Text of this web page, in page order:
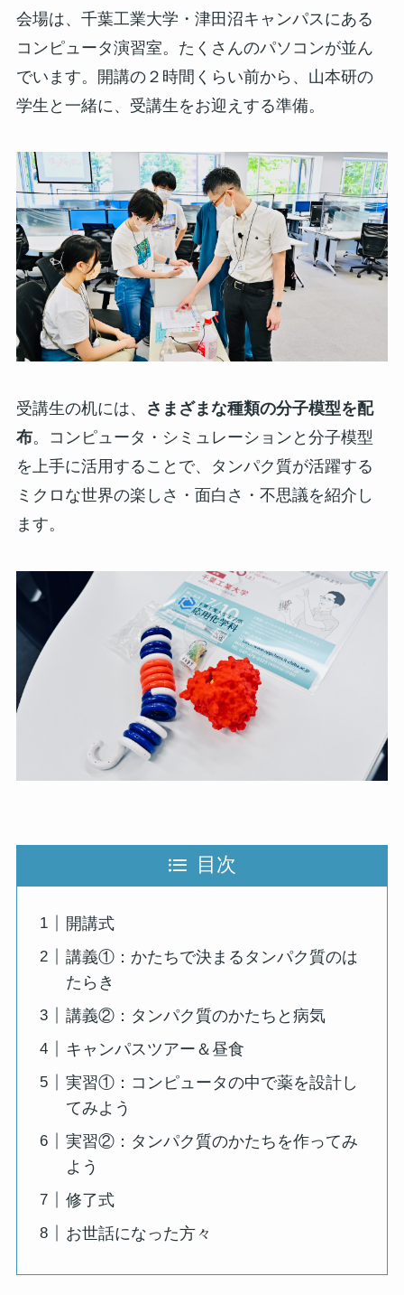
会場は、千葉工業大学・津田沼キャンパスにある
コンピュータ演習室。たくさんのパソコンが並ん
でいます。開講の２時間くらい前から、山本研の
学生と一緒に、受講生をお迎えする準備。
受講生の机には、
さまざまな種類の分子模型を配
布。コンピュータ・シミュレーションと分子模型
を上手に活用することで、タンパク質が活躍する
ミクロな世界の楽しさ・面白さ・不思議を紹介し
ます。
目次
開講式
講義①：かたちで決まるタンパク質のは
たらき
講義②：タンパク質のかたちと病気
キャンパスツアー＆昼食
実習①：コンピュータの中で薬を設計し
てみよう
実習②：タンパク質のかたちを作ってみ
よう
修了式
お世話になった方々